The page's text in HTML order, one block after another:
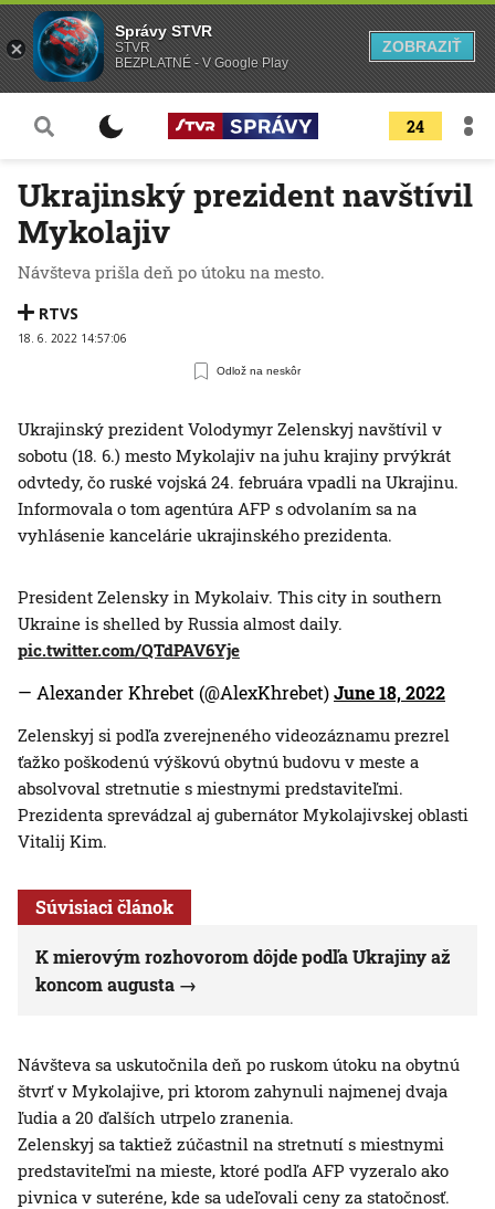
24
Ukrajinský prezident navštívil
Mykolajiv
Návšteva prišla deň po útoku na mesto.
RTVS
18. 6. 2022 14:57:06
Odlož na neskôr
Ukrajinský prezident Volodymyr Zelenskyj navštívil v
sobotu (18. 6.) mesto Mykolajiv na juhu krajiny prvýkrát
odvtedy, čo ruské vojská 24. februára vpadli na Ukrajinu.
Informovala o tom agentúra AFP s odvolaním sa na
vyhlásenie kancelárie ukrajinského prezidenta.
President Zelensky in Mykolaiv. This city in southern
Ukraine is shelled by Russia almost daily.
pic.twitter.com/QTdPAV6Yje
— Alexander Khrebet (@AlexKhrebet)June 18, 2022
Zelenskyj si podľa zverejneného videozáznamu prezrel
ťažko poškodenú výškovú obytnú budovu v meste a
absolvoval stretnutie s miestnymi predstaviteľmi.
Prezidenta sprevádzal aj gubernátor Mykolajivskej oblasti
Vitalij Kim.
Súvisiaci článok
K mierovým rozhovorom dôjde podľa Ukrajiny až
koncom augusta
Návšteva sa uskutočnila deň po ruskom útoku na obytnú
štvrť v Mykolajive, pri ktorom zahynuli najmenej dvaja
ľudia a 20 ďalších utrpelo zranenia.
Zelenskyj sa taktiež zúčastnil na stretnutí s miestnymi
predstaviteľmi na mieste, ktoré podľa AFP vyzeralo ako
pivnica v suteréne, kde sa udeľovali ceny za statočnosť.
Správy STVR
STVR
BEZPLATNÉ - V Google Play
ZOBRAZIŤ